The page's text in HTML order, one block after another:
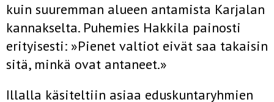
kuin suuremman alueen antamista Karjalan
kannakselta. Puhemies Hakkila painosti
erityisesti: »Pienet valtiot eivät saa takaisin
sitä, minkä ovat antaneet.»
Illalla käsiteltiin asiaa eduskuntaryhmien